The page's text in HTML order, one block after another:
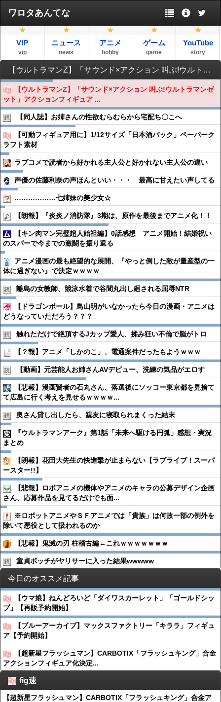
ワロタあんてな
VIP
vip
ニュース
news
アニメ
hobby
ゲーム
game
YouTube
story
【ウルトラマンZ】「サウンド×アクション 叫ぶ!ウルトラマンゼット」アクションフィギュア 予約開始
【ウルトラマンZ】「サウンド×アクション 叫ぶ!ウルトラマンゼ
ット」アクションフィギュア ...
【同人誌】お姉さんの性欲むらむらから宅配ち〇こへ
【可動フィギュア用に】1/12サイズ「日本酒パック」ペーパーク
ラフト素材
ラブコメで読者から好かれる主人公と好かれない主人公の違い
声優の佐藤利奈の声ほんといい・・・ 最高に甘えたい声してる
………………七姉妹の美少女☆
【朗報】『炎炎ノ消防隊』3期は、原作を最後までアニメ化！！
【キン肉マン完璧超人始祖編】0話感想 アニメ開始！結婚祝い
のスパーで今までの激闘を振り返る
アニメ漫画の最も絶望的な展開、『やっと倒した敵が量産型の一
体に過ぎない』で決定ｗｗｗｗ
離島の女教師、競泳水着で谷間丸出し廻される屈辱NTR
【ドラゴンボール】鳥山明がいなかったら今日の漫画・アニメは
どうなっていただろう？？？
触れただけで絶頂するJカップ愛人、揉み狂い不倫で脳がトロ
【？報】アニメ「しかのこ」、電通案件だったもようｗｗｗ
【動画】元芸能人お姉さんAVデビュー、洗練の気品がエロす
【悲報】漫画賢者の石丸さん、落選後にソッコー東京都を見捨て
て広島に行く考えを見せるｗｗｗｗ...
奥さん貸し出したら、親友に寝取られまくった結末
『ウルトラマンアーク』第1話「未来へ駆ける円弧」感想・実況
まとめ
【朗報】花田大先生の快進撃が止まらない【ラブライブ！スーパ
ースター!!】
【悲報】ロボアニメの機体やアニメのキャラの公募デザイン企画
さん、応募作品を見てるだけでも面...
※ロボットアニメやＳＦアニメでは「貴族」は何故一部の例外を
除いて悪役として扱われるのか
【悲報】鬼滅の刃 柱稽古編←これｗｗｗｗｗｗｗ
童貞ボッチがヤリサーに入った結果wwwww
今日のオススメ記事
【ウマ娘】ねんどろいど「ダイワスカーレット」「ゴールドシッ
プ」【再販予約開始】
【ブルーアーカイブ】マックスファクトリー「キララ」フィギュ
ア【予約開始】
【超新星フラッシュマン】CARBOTIX「フラッシュキング」合金
アクションフィギュア化決定...
fig速
【超新星フラッシュマン】CARBOTIX「フラッシュキング」合金ア